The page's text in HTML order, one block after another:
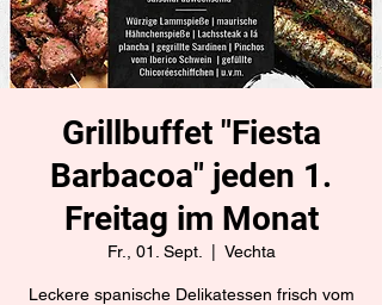
Grillbuffet "Fiesta
Barbacoa" jeden 1.
Freitag im Monat
Fr., 01. Sept. Vechta
Leckere spanische Delikatessen frisch vom